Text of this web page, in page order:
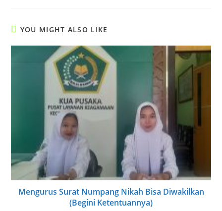
YOU MIGHT ALSO LIKE
Mengurus Surat Numpang Nikah Bisa Diwakilkan
(Begini Ketentuannya)